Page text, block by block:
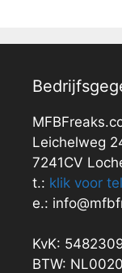
Leichelweg
7241CV
t.: klik voor
e.:
KvK:
BTW: